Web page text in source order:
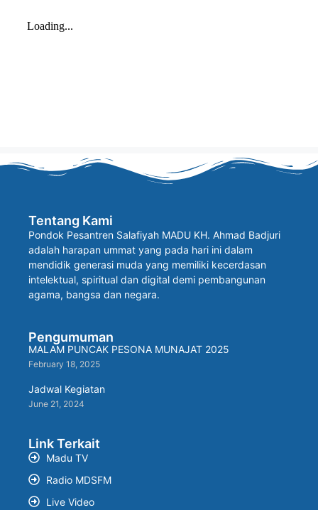
Tentang Kami
Pondok Pesantren Salafiyah MADU KH. Ahmad Badjuri
adalah harapan ummat yang pada hari ini dalam
mendidik generasi muda yang memiliki kecerdasan
intelektual, spiritual dan digital demi pembangunan
agama, bangsa dan negara.
Pengumuman
MALAM PUNCAK PESONA MUNAJAT 2025
February 18, 2025
Jadwal Kegiatan
June 21, 2024
Link Terkait
Madu TV
Radio MDSFM
Live Video